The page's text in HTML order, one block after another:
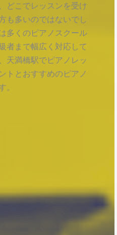
どこでレッスンを受け
も多いのではないでし
多くのピアノスクール
者まで幅広く対応して
天満橋駅でピアノレッ
トとおすすめのピアノ
。